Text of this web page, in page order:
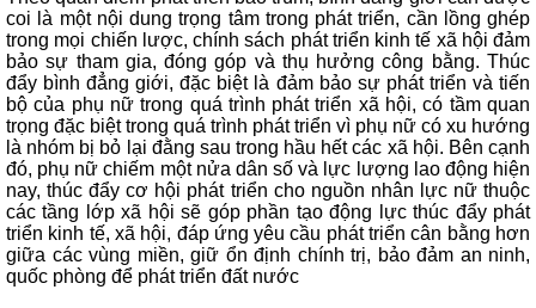
coi là một nội dung trọng tâm trong phát triển, cần lồng ghép
trong mọi chiến lược, chính sách phát triển kinh tế xã hội đảm
bảo sự tham gia, đóng góp và thụ hưởng công bằng. Thúc
đẩy bình đẳng giới, đặc biệt là đảm bảo sự phát triển và tiến
bộ của phụ nữ trong quá trình phát triển xã hội, có tầm quan
trọng đặc biệt trong quá trình phát triển vì phụ nữ có xu hướng
là nhóm bị bỏ lại đằng sau trong hầu hết các xã hội. Bên cạnh
đó, phụ nữ chiếm một nửa dân số và lực lượng lao động hiện
nay, thúc đẩy cơ hội phát triển cho nguồn nhân lực nữ thuộc
các tầng lớp xã hội sẽ góp phần tạo động lực thúc đẩy phát
triển kinh tế, xã hội, đáp ứng yêu cầu phát triển cân bằng hơn
giữa các vùng miền, giữ ổn định chính trị, bảo đảm an ninh,
quốc phòng để phát triển đất nước